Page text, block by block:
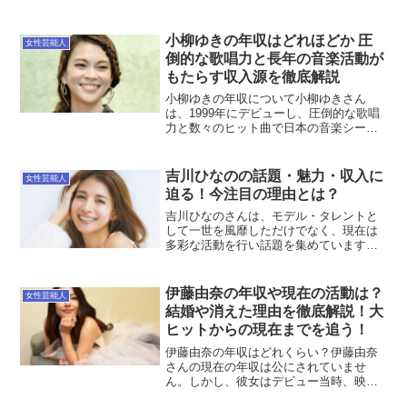
在、吉高さんの推定年収は5億円を超える
とされています。主...
女性芸能人
小柳ゆきの年収はどれほどか 圧
倒的な歌唱力と長年の音楽活動が
もたらす収入源を徹底解説
小柳ゆきの年収について小柳ゆきさん
は、1999年にデビューし、圧倒的な歌唱
力と数々のヒット曲で日本の音楽シーン
り立っており、そのキャリアの長さや継
続的な人気が収入に大き...
女性芸能人
吉川ひなのの話題・魅力・収入に
迫る！今注目の理由とは？
吉川ひなのさんは、モデル・タレントと
して一世を風靡しただけでなく、現在は
多彩な活動を行い話題を集めています。
内容や魅力の根源を探りながら、彼女が
なぜこれほどまでに多くの...
女性芸能人
伊藤由奈の年収や現在の活動は？
結婚や消えた理由を徹底解説！大
ヒットからの現在までを追う！
伊藤由奈の年収はどれくらい？伊藤由奈
さんの現在の年収は公にされていませ
ん。しかし、彼女はデビュー当時、映画